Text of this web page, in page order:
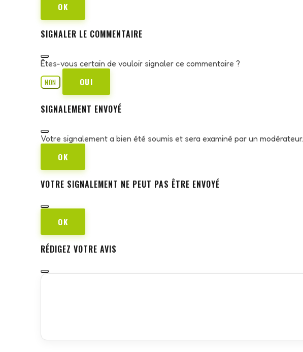
OK
SIGNALER LE COMMENTAIRE
Êtes-vous certain de vouloir signaler ce commentaire ?
NON
OUI
SIGNALEMENT ENVOYÉ
Votre signalement a bien été soumis et sera examiné par un modérateur.
OK
VOTRE SIGNALEMENT NE PEUT PAS ÊTRE ENVOYÉ
OK
RÉDIGEZ VOTRE AVIS